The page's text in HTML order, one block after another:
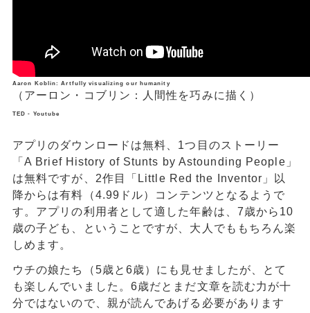
Aaron Koblin: Artfully visualizing our humanity
（アーロン・コブリン：人間性を巧みに描く）
TED - Youtube
アプリのダウンロードは無料、1つ目のストーリー
「A Brief History of Stunts by Astounding People」
は無料ですが、2作目「Little Red the Inventor」以
降からは有料（4.99ドル）コンテンツとなるようで
す。アプリの利用者として適した年齢は、7歳から10
歳の子ども、ということですが、大人でももちろん楽
しめます。
ウチの娘たち（5歳と6歳）にも見せましたが、とて
も楽しんでいました。6歳だとまだ文章を読む力が十
分ではないので、親が読んであげる必要があります